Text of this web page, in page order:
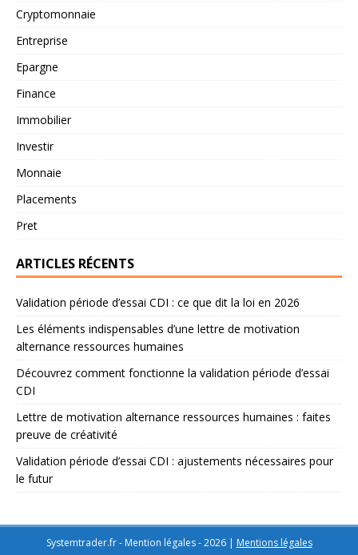
Cryptomonnaie
Entreprise
Epargne
Finance
Immobilier
Investir
Monnaie
Placements
Pret
ARTICLES RÉCENTS
Validation période d’essai CDI : ce que dit la loi en 2026
Les éléments indispensables d’une lettre de motivation
alternance ressources humaines
Découvrez comment fonctionne la validation période d’essai
CDI
Lettre de motivation alternance ressources humaines : faites
preuve de créativité
Validation période d’essai CDI : ajustements nécessaires pour
le futur
Systemtrader.fr - Mention légales - 2026 | Mentions légales